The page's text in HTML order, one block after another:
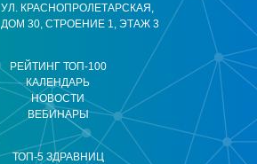
РЕЙТИНГ ТОП-100
КАЛЕНДАРЬ
НОВОСТИ
ВЕБИНАРЫ
ТОП-5 ЗДРАВНИЦ
УЛ. КРАСНОПРОЛЕТАРСКАЯ,
ДОМ 30, СТРОЕНИЕ 1, ЭТАЖ 3